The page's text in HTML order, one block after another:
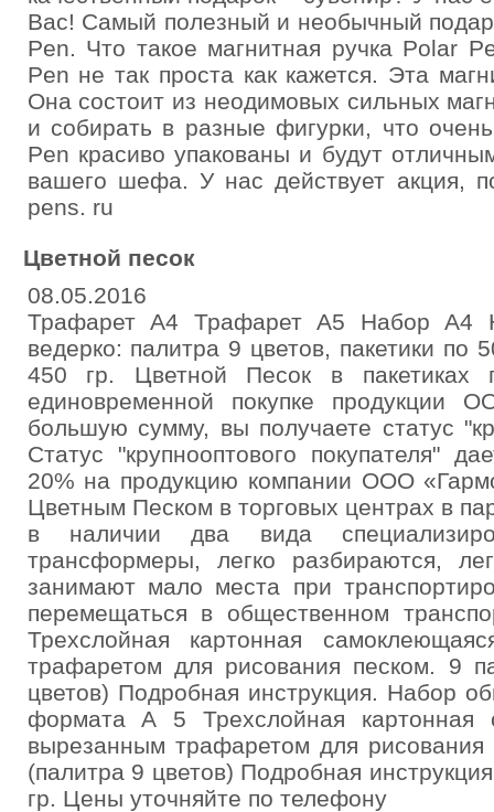
Вас! Самый полезный и необычный
Pen. Что такое магнитная ручка Polar
Pen не так проста как кажется. Эта
Она состоит из неодимовых сильных
и собирать в разные фигурки, что
Pen красиво упакованы и будут
вашего шефа. У нас действует акция,
pens. ru
Цветной песок
08.05.2016
Трафарет А4 Трафарет А5 Набор А4
ведерко: палитра 9 цветов, пакетики по
450 гр. Цветной Песок в
единовременной покупке продукции
большую сумму, вы получаете статус
Статус "крупнооптового покупателя"
20% на продукцию компании ООО
Цветным Песком в торговых центрах в
в наличии два вида
трансформеры, легко разбираются,
занимают мало места при
перемещаться в общественном
Трехслойная картонная
трафаретом для рисования песком. 9
цветов) Подробная инструкция. Набор
формата А 5 Трехслойная картонная
вырезанным трафаретом для рисования
(палитра 9 цветов) Подробная
гр. Цены уточняйте по телефону